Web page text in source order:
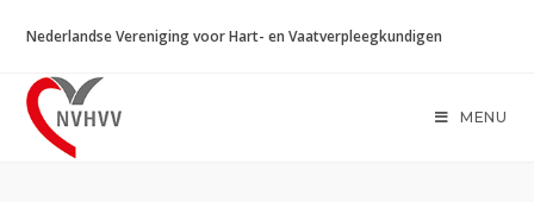
naar
inhoud
Nederlandse Vereniging voor Hart- en Vaatverpleegkundigen
MENU